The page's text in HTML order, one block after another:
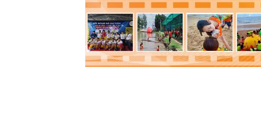
Xem chi tiết »